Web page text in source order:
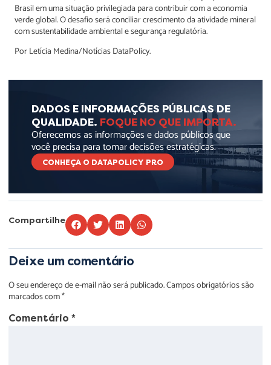
Brasil em uma situação privilegiada para contribuir com a economia
verde global. O desafio será conciliar crescimento da atividade mineral
com sustentabilidade ambiental e segurança regulatória.
Por Letícia Medina/Notícias DataPolicy.
DADOS E INFORMAÇÕES PÚBLICAS DE
QUALIDADE. FOQUE NO QUE IMPORTA.
Oferecemos as informações e dados públicos que
você precisa para tomar decisões estratégicas.
CONHEÇA O DATAPOLICY PRO
Compartilhe
Deixe um comentário
O seu endereço de e-mail não será publicado.Campos obrigatórios são
marcados com*
Comentário *